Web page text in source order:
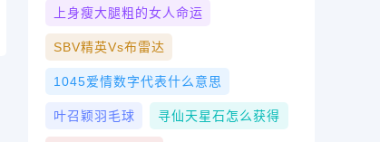
上身瘦大腿粗的女人命运
SBV精英vs布雷达
1045爱情数字代表什么意思
叶召颖羽毛球 寻仙天星石怎么获得